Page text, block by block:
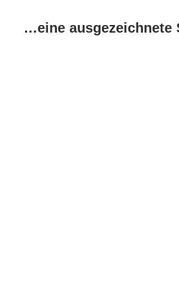
…eine ausgezeichnete